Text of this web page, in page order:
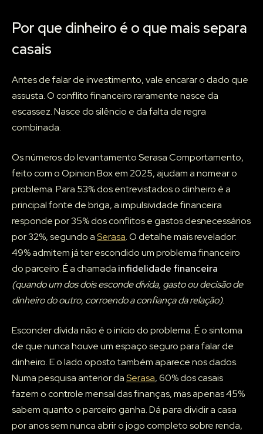
Por que dinheiro é o que mais separa
casais
Antes de falar de investimento, vale encarar o dado que
assusta. O conflito financeiro raramente nasce da
escassez. Nasce do silêncio e da falta de regra
combinada.
Os números do levantamento Serasa Comportamento,
feito com o Opinion Box em 2025, ajudam a nomear o
problema. Para 53% dos entrevistados o dinheiro é a
principal fonte de briga, a impulsividade financeira
responde por 35% dos conflitos e gastos desnecessários
por 32%, segundo aSerasa. O detalhe mais revelador:
49% admitem já ter escondido um problema financeiro
do parceiro. É a chamada infidelidade financeira
(quando um dos dois esconde dívida, gasto ou decisão de
dinheiro do outro, corroendo a confiança da relação).
Esconder dívida não é o início do problema. É o sintoma
de que nunca houve um espaço seguro para falar de
dinheiro. E o lado oposto também aparece nos dados.
Numa pesquisa anterior daSerasa, 60% dos casais
fazem o controle mensal das finanças, mas apenas 45%
sabem quanto o parceiro ganha. Dá para dividir a casa
por anos sem nunca abrir o jogo completo sobre renda,